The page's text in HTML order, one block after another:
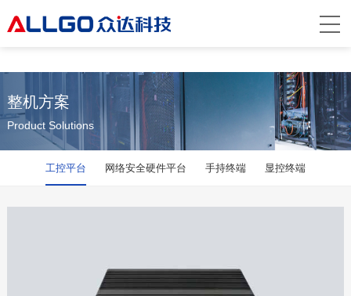
乐鱼网站web版
整机方案
Product Solutions
工控平台 网络安全硬件平台 手持终端 显控终端